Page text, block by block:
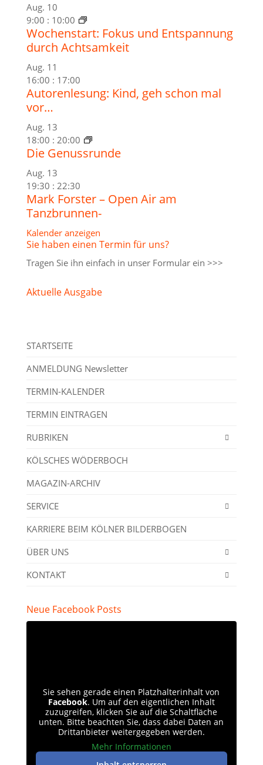
Aug. 10
9:00 : 10:00
Wochenstart: Fokus und Entspannung
durch Achtsamkeit
Aug. 11
16:00 : 17:00
Autorenlesung: Kind, geh schon mal
vor…
Aug. 13
18:00 : 20:00
Die Genussrunde
Aug. 13
19:30 : 22:30
Mark Forster – Open Air am
Tanzbrunnen-
Kalender anzeigen
Sie haben einen Termin für uns?
Tragen Sie ihn einfach in unser Formular ein >>>
Aktuelle Ausgabe
STARTSEITE
ANMELDUNG Newsletter
TERMIN-KALENDER
TERMIN EINTRAGEN
RUBRIKEN
KÖLSCHES WÖDERBOCH
MAGAZIN-ARCHIV
SERVICE
KARRIERE BEIM KÖLNER BILDERBOGEN
ÜBER UNS
KONTAKT
Neue Facebook Posts
Sie sehen gerade einen Platzhalterinhalt von
Facebook. Um auf den eigentlichen Inhalt
zuzugreifen, klicken Sie auf die Schaltfläche
unten. Bitte beachten Sie, dass dabei Daten an
Drittanbieter weitergegeben werden.
Mehr Informationen